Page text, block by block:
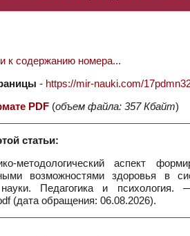
к содержанию номера...
- https://mir-nauki.com/
PDF (объем файла: 357 Кбайт)
статьи:
методологический аспект
возможностями здоровья в
Педагогика и
(дата обращения: 06.08.2026).